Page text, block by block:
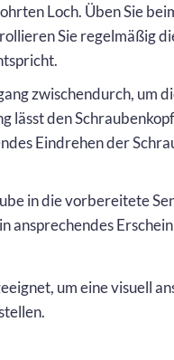
Loch. Üben Sie
Sie regelmäßig
zwischendurch, um
lässt den
Eindrehen der
in die vorbereitete
ansprechendes
um eine visuell